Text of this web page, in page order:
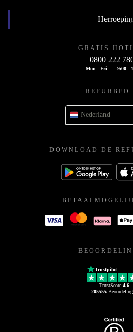
GRATIS
0800 222
Mon - Fri 9:00 -
REFURBED
Nederland
DOWNLOAD DE
Trustpilot
TrustScore 4.6
205555